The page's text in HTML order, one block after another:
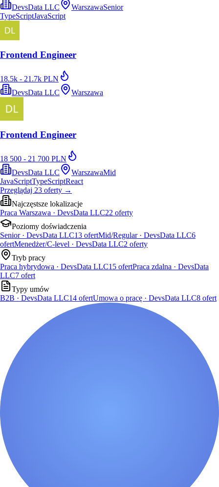
DevsData LLC
WarszawaSenior
TypeScriptJavaScript
Frontend Engineer
18.5k - 21.7k PLN
DevsData LLC
Warszawa
Frontend Engineer
18 500 - 21 700 PLN
DevsData LLC
WarszawaMid
JavaScriptTypeScriptReact
Przeglądaj 23 oferty →
Najczęstsze lokalizacje
Praca Warszawa · DevsData LLC22 oferty
Poziomy doświadczenia
Senior · DevsData LLC13 ofertMid/Regular · DevsData LLC6
ofertMenedżer/C-level · DevsData LLC2 oferty
Tryb pracy
Praca hybrydowa · DevsData LLC15 ofertPraca zdalna · DevsData
LLC7 ofert
Typy umów
B2B · DevsData LLC14 ofertUmowa o pracę · DevsData LLC8 ofert